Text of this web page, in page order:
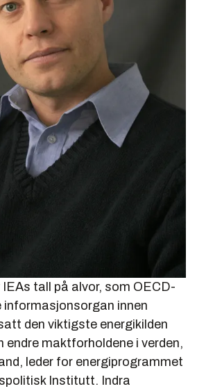
tall på alvor, som OECD-
informasjonsorgan innen
den viktigste energikilden
endre maktforholdene i verden,
leder for energiprogrammet
Institutt. Indra